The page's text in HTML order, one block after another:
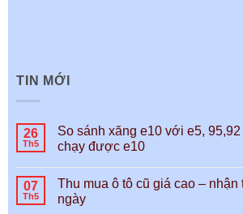
TIN MỚI
26
Th5
So sánh xăng e10 với e5,
chạy được e10
07
Th5
Thu mua ô tô cũ giá cao – nhận
ngày